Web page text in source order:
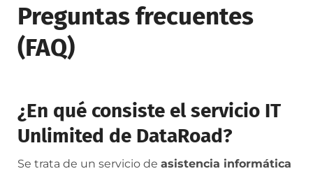
Preguntas frecuentes
(FAQ)
¿En qué consiste el servicio IT
Unlimited de DataRoad?
Se trata de un servicio de asistencia informática